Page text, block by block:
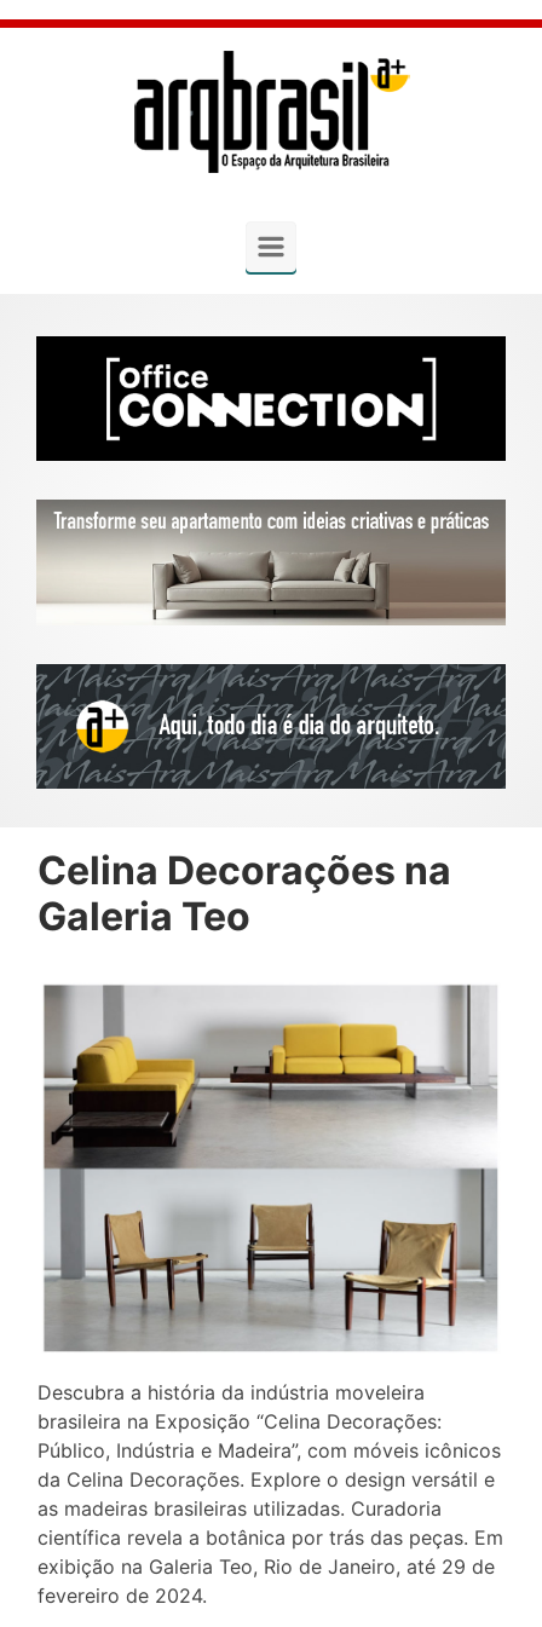
Skip to main content
Celina Decorações na
Galeria Teo
Descubra a história da indústria moveleira
brasileira na Exposição “Celina Decorações:
Público, Indústria e Madeira”, com móveis icônicos
da Celina Decorações. Explore o design versátil e
as madeiras brasileiras utilizadas. Curadoria
científica revela a botânica por trás das peças. Em
exibição na Galeria Teo, Rio de Janeiro, até 29 de
fevereiro de 2024.